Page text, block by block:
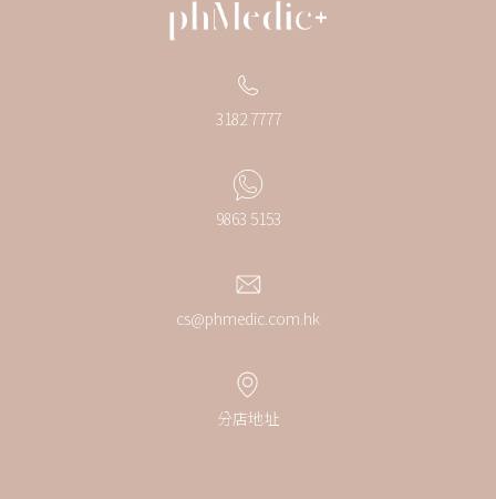
3182 7777
9863 5153
cs@phmedic.com.hk
分店地址